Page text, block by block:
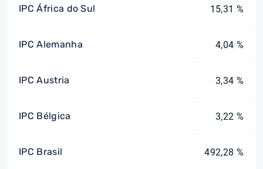
IPC África do Sul 15,31 %
IPC Alemanha 4,04 %
IPC Austria 3,34 %
IPC Bélgica 3,22 %
IPC Brasil 492,28 %